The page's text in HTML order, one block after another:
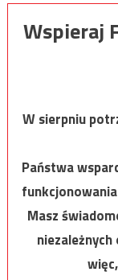
Wspieraj
W sierpniu
Państwa
Masz